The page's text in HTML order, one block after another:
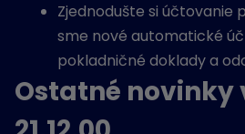
Zjednodušte si účtovanie
sme nové automatické
pokladničné doklady a
Ostatné novinky